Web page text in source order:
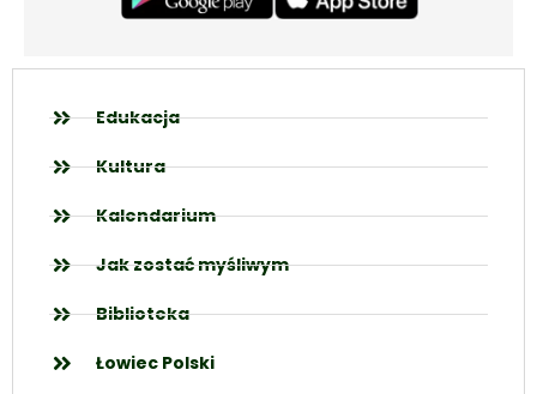
Edukacja
Kultura
Kalendarium
Jak zostać myśliwym
Biblioteka
Łowiec Polski